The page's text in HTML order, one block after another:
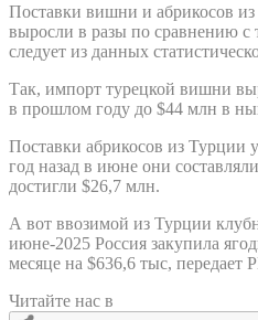
Поставки вишни и абрикосов из
выросли в разы по сравнению с
следует из данных
Так, импорт турецкой вишни
в прошлом году до $44 млн в
Поставки абрикосов из Турции
год назад в июне они
достигли $26,7 млн.
А вот ввозимой из Турции
июне-2025 Россия закупила
месяце на $636,6 тыс, передает
Читайте нас в